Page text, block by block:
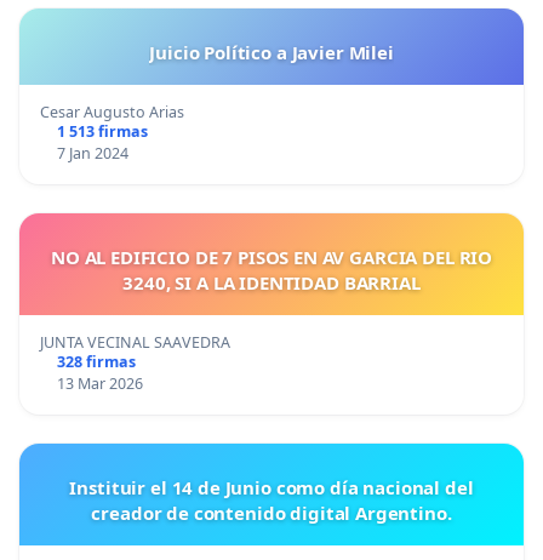
Juicio Político a Javier Milei
Cesar Augusto Arias
1 513 firmas
7 Jan 2024
NO AL EDIFICIO DE 7 PISOS EN AV GARCIA DEL RIO
3240, SI A LA IDENTIDAD BARRIAL
JUNTA VECINAL SAAVEDRA
328 firmas
13 Mar 2026
Instituir el 14 de Junio como día nacional del
creador de contenido digital Argentino.